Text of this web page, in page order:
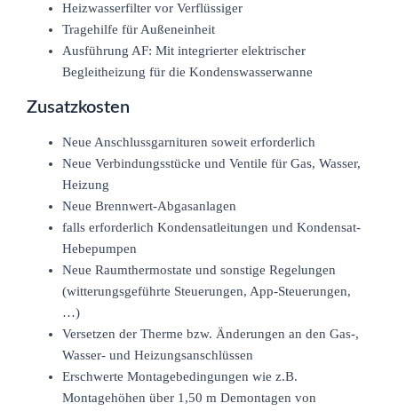
Heizwasserfilter vor Verflüssiger
Tragehilfe für Außeneinheit
Ausführung AF: Mit integrierter elektrischer
Begleitheizung für die Kondenswasserwanne
Zusatzkosten
Neue Anschlussgarnituren soweit erforderlich
Neue Verbindungsstücke und Ventile für Gas, Wasser,
Heizung
Neue Brennwert-Abgasanlagen
falls erforderlich Kondensatleitungen und Kondensat-
Hebepumpen
Neue Raumthermostate und sonstige Regelungen
(witterungsgeführte Steuerungen, App-Steuerungen,
…)
Versetzen der Therme bzw. Änderungen an den Gas-,
Wasser- und Heizungsanschlüssen
Erschwerte Montagebedingungen wie z.B.
Montagehöhen über 1,50 m Demontagen von